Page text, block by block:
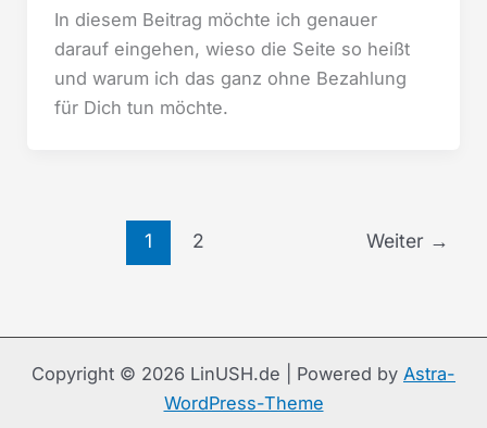
In diesem Beitrag möchte ich genauer
darauf eingehen, wieso die Seite so heißt
und warum ich das ganz ohne Bezahlung
für Dich tun möchte.
1 2 Weiter →
Copyright © 2026 LinUSH.de | Powered by Astra-
WordPress-Theme